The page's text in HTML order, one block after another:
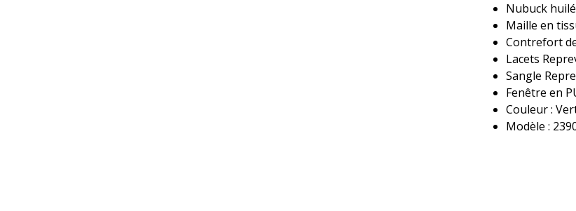
Nubuck huilé
Maille en
Contrefort
Lacets
Sangle
Fenêtre en
Couleur :
Modèle :